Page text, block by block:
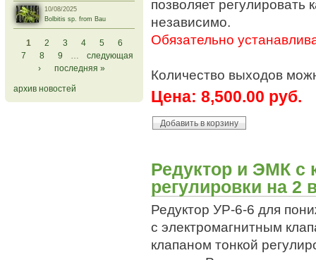
10/08/2025
Bolbitis sp. from Bau
Страницы
1 2 3 4 5
6
7
8 9
следующая
›
последняя »
архив новостей
позволяет регулировать
независимо.
Обязательно
Количество выходов
Цена: 8,500.00 руб.
Редуктор и ЭМК с
регулировки на 2
Редуктор УР-6-6 для
с электромагнитным
клапаном тонкой